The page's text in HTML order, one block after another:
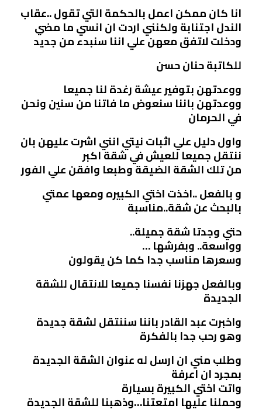
انا كان ممكن اعمل بالحكمة التي تقول ..عقاب
الندل اجتنابة ولكنني اردت ان انسي ما مضي
ودخلت لاتفق معهن علي اننا سنبدء من جديد
للكاتبة حنان حسن
ووعدتهن بتوفير عيشة رغدة لنا جميعا
ووعدتهن باننا سنعوض ما فاتنا من سنين ونحن
في الحرمان
واول دليل علي اثبات نيتي انني اشرت عليهن بان
ننتقل جميعا للعيش في شقة اكبر
من تلك الشقة الضيقة وطبعا وافقن علي الفور
و بالفعل ..اخذت اختي الكبيره ومعها عمتي
بالبحث عن شقة..مناسبة
حتي وجدتا شقة جميلة..
وواسعة.. وبفرشها …
وسعرها مناسب جدا كما كن يقولون
وبالفعل جهزنا نفسنا جميعا للانتقال للشقة
الجديدة
واخبرت عبد القادر باننا سننتقل لشقة جديدة
وهو رحب جدا بالفكرة
وطلب مني ان ارسل له عنوان الشقة الجديدة
بمجرد ان اعرفة
واتت اختي الكبيرة بسيارة
وحملنا عليها امتعتنا…وذهبنا للشقة الجديدة